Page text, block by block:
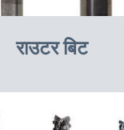
राउटर बिट